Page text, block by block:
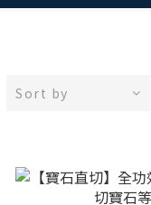
Sort by